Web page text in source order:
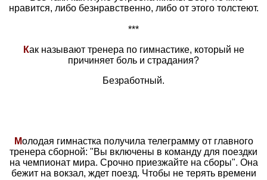
нравится, либо безнравственно, либо от этого толстеют.
***
Как называют тренера по гимнастике, который не
причиняет боль и страдания?
Безработный.
Молодая гимнастка получила телеграмму от главного
тренера сборной: "Вы включены в команду для поездки
на чемпионат мира. Срочно приезжайте на сборы". Она
бежит на вокзал, ждет поезд. Чтобы не терять времени